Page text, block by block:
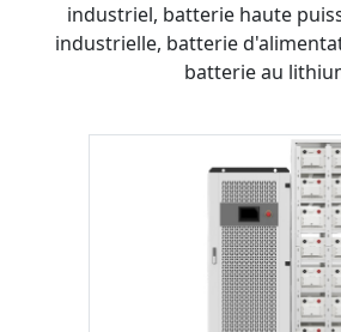
industriel, batterie haute
industrielle, batterie
batterie au